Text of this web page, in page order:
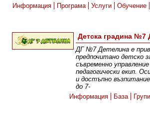
Информация
Програма Услуги Обучение
Детска градина №7
ДГ №7 Детелина е
предпочитано детско
съвременно
педагогически екип.
и достъпно
до 7-
Информация
База Групи